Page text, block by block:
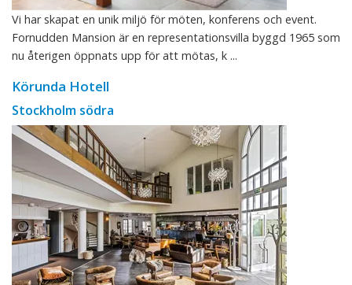
Vi har skapat en unik miljö för möten, konferens och event.
Fornudden Mansion är en representationsvilla byggd 1965 som
nu återigen öppnats upp för att mötas, k ...
Körunda Hotell
Stockholm södra